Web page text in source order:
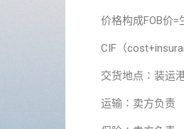
价格构成FOB价
CIF（
交货地点∶装运
运输∶卖方负责